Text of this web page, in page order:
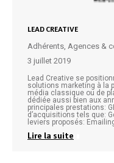
LEAD CREATIVE
Adhérents, Agences &
3 juillet 2019
Lead Creative se
solutions marketing à la
média classique ou de
dédiée aussi bien aux
principales prestations:
d’acquisitions tels que:
leviers proposés:
Lire la suite